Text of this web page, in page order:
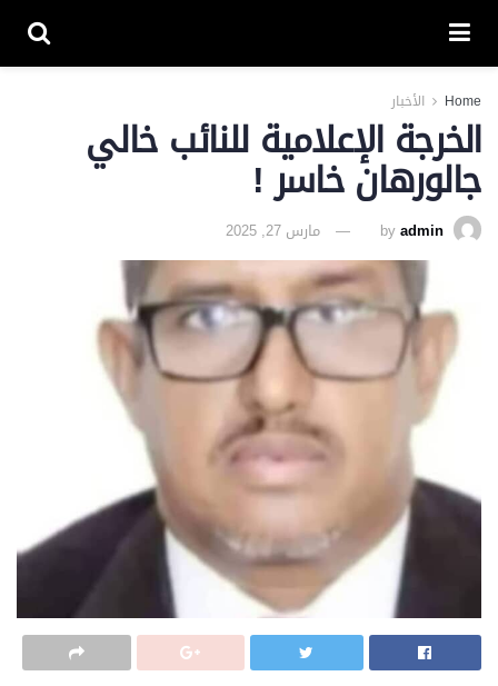
Home الأخبار
الخرجة الإعلامية للنائب خالي
جالورهان خاسر !
byadmin مارس 27, 2025